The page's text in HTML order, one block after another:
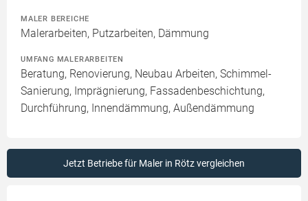
MALER BEREICHE
Malerarbeiten, Putzarbeiten, Dämmung
UMFANG MALERARBEITEN
Beratung, Renovierung, Neubau Arbeiten, Schimmel-
Sanierung, Imprägnierung, Fassadenbeschichtung,
Durchführung, Innendämmung, Außendämmung
Jetzt Betriebe für Maler in Rötz vergleichen